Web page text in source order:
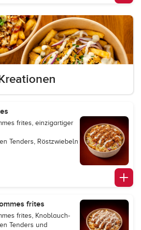
frites, einzigartiger
Tenders, Röstzwiebeln
frites
frites, Knoblauch-
Tenders und